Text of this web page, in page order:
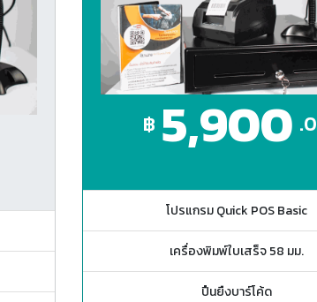
฿ 5,900
โปรแกรม Quick POS Basic
เครื่องพิมพ์ใบเสร็จ 58 มม.
ปืนยืงบาร์โค้ด